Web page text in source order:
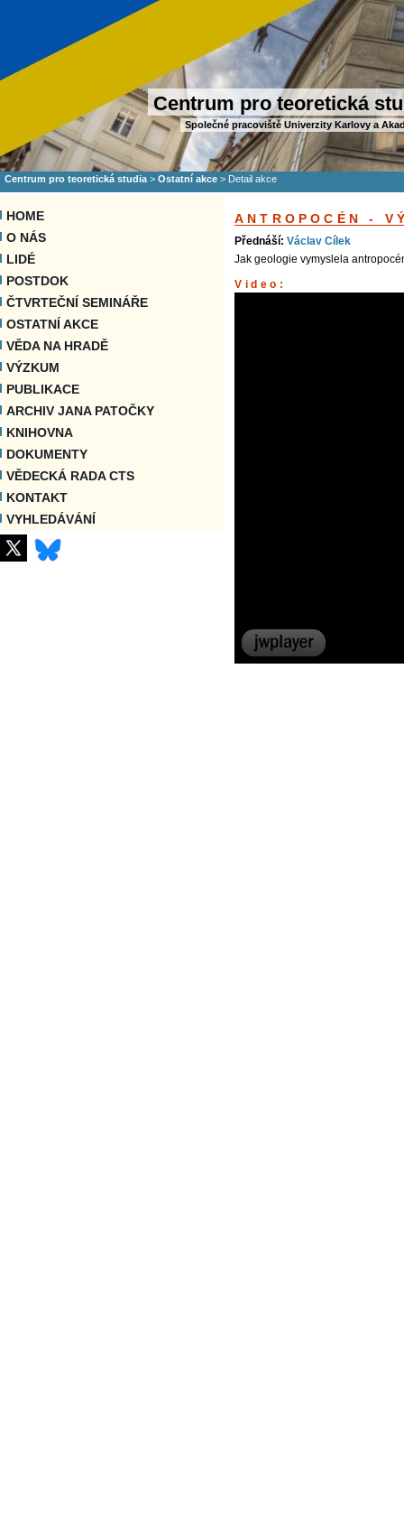
Centrum pro teoretická
Společné pracoviště Univerzity Karlovy a
Centrum pro teoretická studia > Ostatní akce > Detail akce
HOME
O NÁS
LIDÉ
POSTDOK
ČTVRTEČNÍ SEMINÁŘE
OSTATNÍ AKCE
VĚDA NA HRADĚ
VÝZKUM
PUBLIKACE
ARCHIV JANA PATOČKY
KNIHOVNA
DOKUMENTY
VĚDECKÁ RADA CTS
KONTAKT
VYHLEDÁVÁNÍ
ANTROPOCÉN -
Přednáší: Václav Cílek
Jak geologie vymyslela
Video: